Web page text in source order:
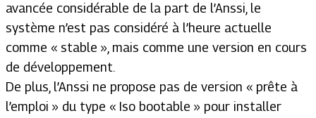
avancée considérable de la part de l’Anssi, le
système n’est pas considéré à l’heure actuelle
comme « stable », mais comme une version en cours
de développement.
De plus, l’Anssi ne propose pas de version « prête à
l’emploi » du type « Iso bootable » pour installer